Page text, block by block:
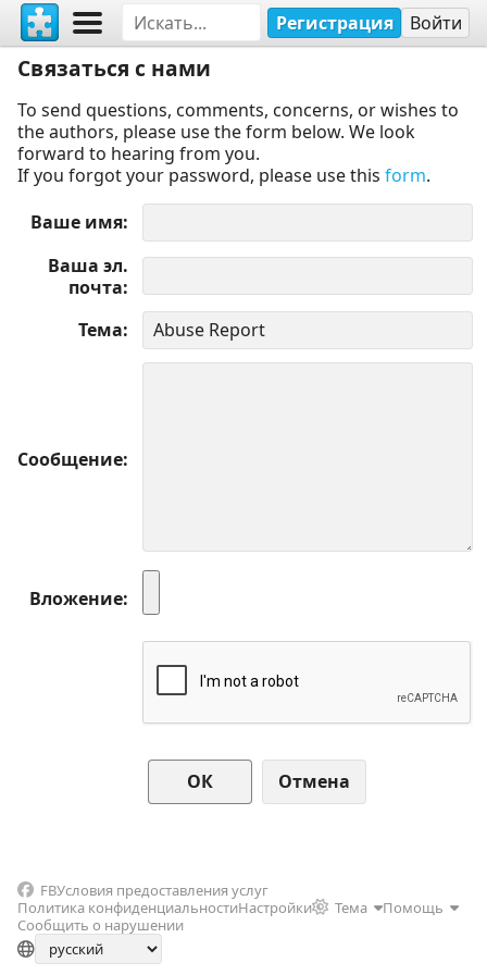
Регистрация Войти
Связаться с нами
To send questions, comments, concerns, or wishes to
the authors, please use the form below. We look
forward to hearing from you.
If you forgot your password, please use this form.
Ваше имя
Ваша эл.
почта
Тема
Сообщение
Вложение
Отмена
FBУсловия предоставления услуг
Политика конфиденциальностиНастройки Тема
Помощь
Сообщить о нарушении